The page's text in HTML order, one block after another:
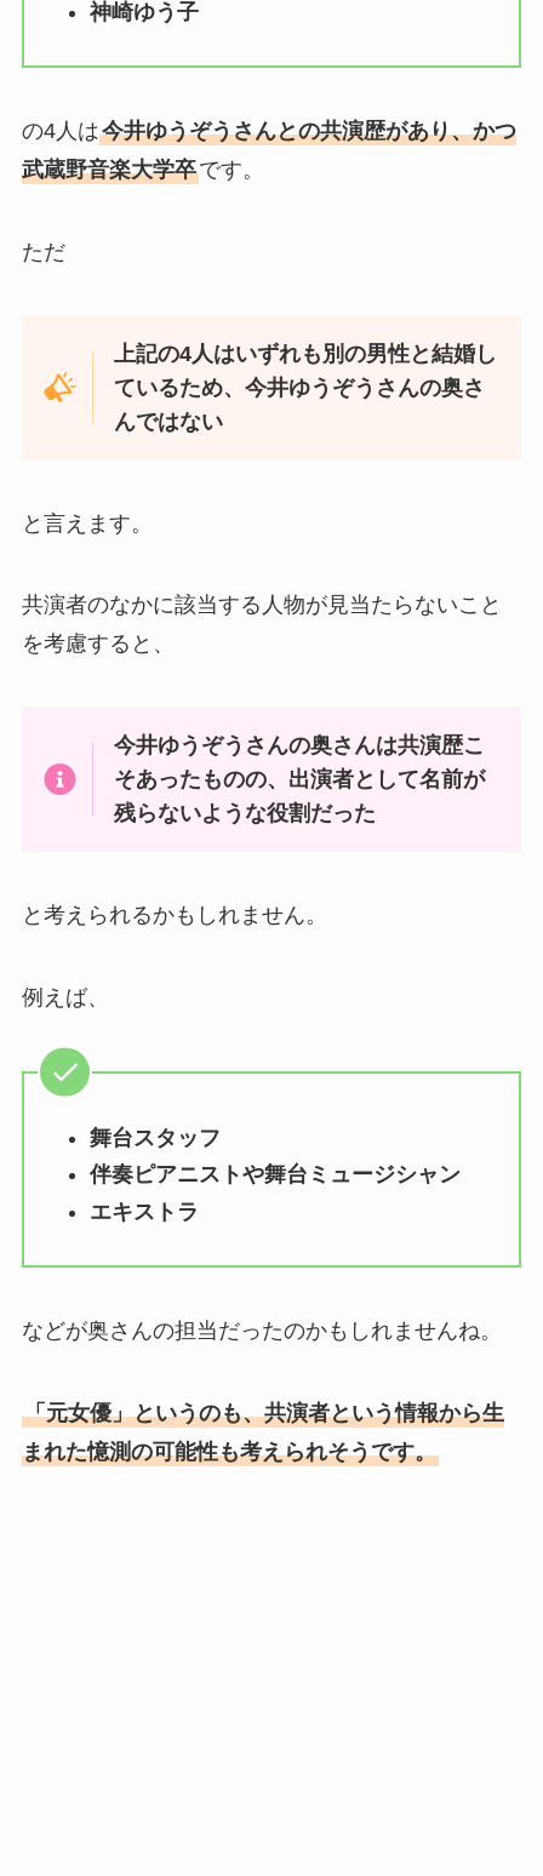
神崎ゆう子
の4人は今井ゆうぞうさんとの共演歴があり、かつ
武蔵野音楽大学卒です。
ただ
上記の4人はいずれも別の男性と結婚し
ているため、今井ゆうぞうさんの奥さ
んではない
と言えます。
共演者のなかに該当する人物が見当たらないこと
を考慮すると、
今井ゆうぞうさんの奥さんは共演歴こ
そあったものの、出演者として名前が
残らないような役割だった
と考えられるかもしれません。
例えば、
舞台スタッフ
伴奏ピアニストや舞台ミュージシャン
エキストラ
などが奥さんの担当だったのかもしれませんね。
「元女優」というのも、共演者という情報から生
まれた憶測の可能性も考えられそうです。